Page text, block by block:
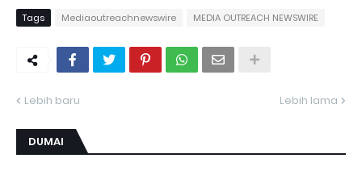
Tags Mediaoutreachnewswire MEDIA OUTREACH NEWSWIRE
Lebih baru Lebih lama
DUMAI